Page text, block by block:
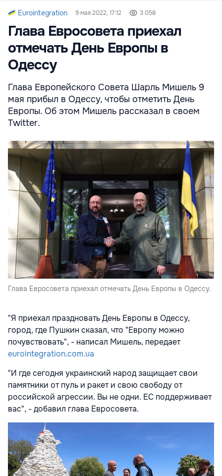
Eurointegration 9 мая 2022, 17:12 3 058
Глава Евросовета приехал
отмечать День Европы в
Одессу
Глава Европейского Совета Шарль Мишель 9
мая прибыл в Одессу, чтобы отметить День
Европы. Об этом Мишель рассказал в своем
Twitter.
Глава Евросовета приехал отмечать День Европы в Одессу.
"Я приехал праздновать День Европы в Одессу,
город, где Пушкин сказал, что "Европу можно
почувствовать", - написал Мишель, передает
eurointegration.com.ua
"И где сегодня украинский народ защищает свои
памятники от пуль и ракет и свою свободу от
российской агрессии. Вы не одни. ЕС поддерживает
вас", - добавил глава Евросовета.